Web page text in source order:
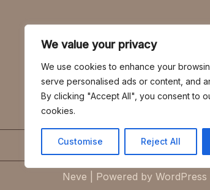
We value your privacy
We use cookies to enhance your
serve personalised ads or content, and
By clicking "Accept All", you consent to
cookies.
Customise Reject All
A
営業
HOME BLOG
Neve | Powered by WordPress